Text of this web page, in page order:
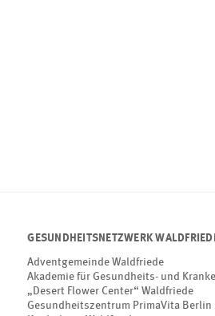
GESUNDHEITSNETZWERK
Adventgemeinde Waldfriede
Akademie für Gesundheits- und
„Desert Flower Center“ Waldfriede
Gesundheitszentrum PrimaVita Berlin